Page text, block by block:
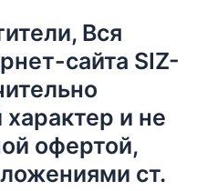
Вся
сайта SIZ-
и не
офертой,
ст.